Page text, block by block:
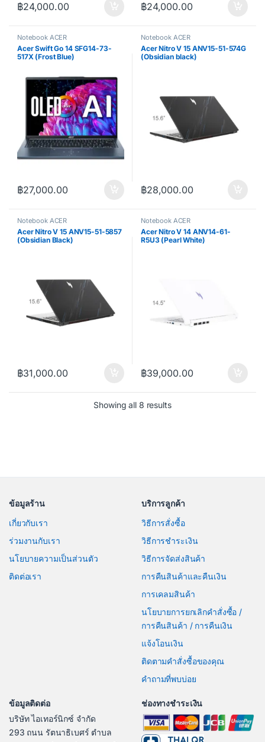
฿24,000.00 ฿24,000.00
Notebook ACER
Acer Swift Go 14 SFG14-73-
517X (Frost Blue)
฿27,000.00
Notebook ACER
Acer Nitro V 15 ANV15-51-574G
(Obsidian black)
฿28,000.00
Notebook ACER
Acer Nitro V 15 ANV15-51-5857
(Obsidian Black)
฿31,000.00
Notebook ACER
Acer Nitro V 14 ANV14-61-
R5U3 (Pearl White)
฿39,000.00
Showing all 8 resultsSorted by price: low to
ข้อมูลร้าน
เกี่ยวกับเรา
ร่วมงานกับเรา
นโยบายความเป็นส่วนตัว
ติดต่อเรา
บริการลูกค้า
วิธีการสั่งซื้อ
วิธีการชำระเงิน
วิธีการจัดส่งสินค้า
การคืนสินค้าและคืนเงิน
การเคลมสินค้า
นโยบายการยกเลิกคำสั่งซื้อ /
การคืนสินค้า / การคืนเงิน
แจ้งโอนเงิน
ติดตามคำสั่งซื้อของคุณ
คำถามที่พบบ่อย
ข้อมูลติดต่อ
บริษัท ไอเทอร์นิกซ์ จำกัด
293 ถนน รัตนาธิเบศร์ ตำบล
ช่องทางชำระเงิน